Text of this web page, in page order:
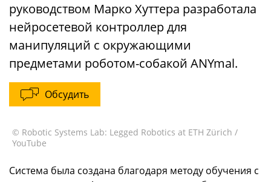
руководством Марко Хуттера разработала
нейросетевой контроллер для
манипуляций с окружающими
предметами роботом-собакой ANYmal.
Обсудить
© Robotic Systems Lab: Legged Robotics at ETH Zürich /
YouTube
Система была создана благодаря методу обучения с